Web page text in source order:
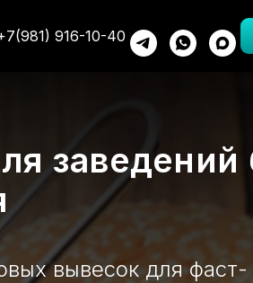
916-10-40
заведений
вывесок для фаст-